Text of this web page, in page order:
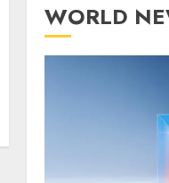
WORLD